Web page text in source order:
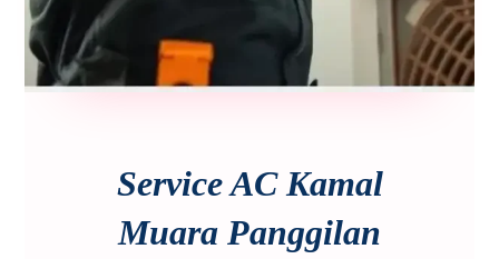
Service AC Kamal
Muara Panggilan